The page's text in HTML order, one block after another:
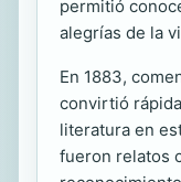
permitió
alegrías de la
En 1883,
convirtió
literatura en
fueron relatos